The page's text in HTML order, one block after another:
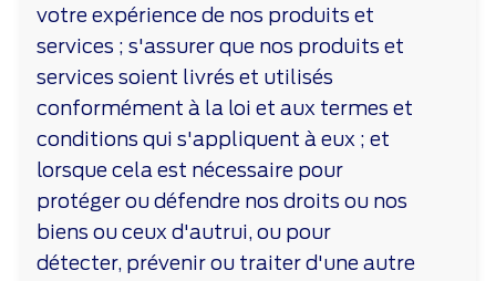
votre expérience de nos produits et
services ; s'assurer que nos produits et
services soient livrés et utilisés
conformément à la loi et aux termes et
conditions qui s'appliquent à eux ; et
lorsque cela est nécessaire pour
protéger ou défendre nos droits ou nos
biens ou ceux d'autrui, ou pour
détecter, prévenir ou traiter d'une autre